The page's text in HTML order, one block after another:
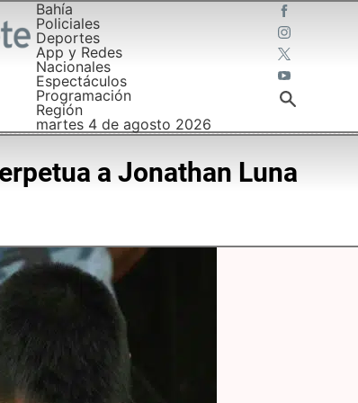
Bahía
Policiales
Deportes
App y Redes
Nacionales
Espectáculos
Programación
Región
martes 4 de agosto 2026
a Jonathan Luna